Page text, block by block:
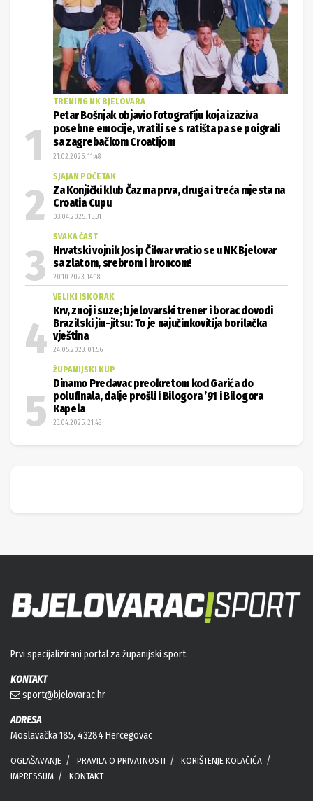
TRENING NK BJELOVARA
Petar Bošnjak objavio fotografiju koja izaziva
posebne emocije, vratili se s ratišta pa se poigrali
sa zagrebačkom Croatijom
21.02.2025. 11:48
SJAJAN POČETAK
Za Konjički klub Čazma prva, druga i treća mjesta na
Croatia Cupu
03.04.2025. 15:31
SVAKA ČAST
Hrvatski vojnik Josip Čikvar vratio se u NK Bjelovar
sa zlatom, srebrom i broncom!
20.10.2023. 14:18
VELIKI ISKORAK
Krv, znoj i suze; bjelovarski trener i borac dovodi
Brazilski jiu-jitsu: To je najučinkovitija borilačka
vještina
24.05.2023. 01:56
ŽUPANIJSKI KUP
Dinamo Predavac preokretom kod Garića do
polufinala, dalje prošli i Bilogora ’91 i Bilogora
Kapela
23.04.2025. 21:48
Prvi specijalizirani portal za županijski sport.
KONTAKT
sport@bjelovarac.hr
ADRESA
Moslavačka 185, 43284 Hercegovac
OGLAŠAVANJE PRAVILA O PRIVATNOSTI
KORIŠTENJE KOLAČIĆA
IMPRESSUM
KONTAKT